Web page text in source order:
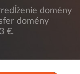
domény
domény
€.